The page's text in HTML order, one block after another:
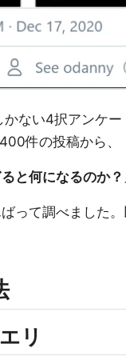
かない4択アンケ
件の投稿から、
ると何になるのか
って調べました
リ